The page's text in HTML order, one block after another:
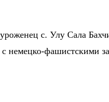
с. Улу Сала
немецко-фашистскими